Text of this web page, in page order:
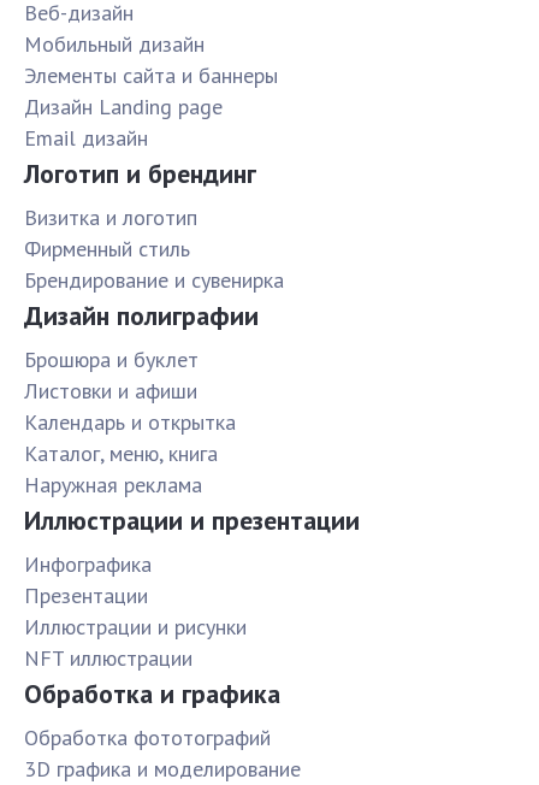
Веб-дизайн
Мобильный дизайн
Элементы сайта и баннеры
Дизайн Landing page
Email дизайн
Логотип и брендинг
Визитка и логотип
Фирменный стиль
Брендирование и сувенирка
Дизайн полиграфии
Брошюра и буклет
Листовки и афиши
Календарь и открытка
Каталог, меню, книга
Наружная реклама
Иллюстрации и презентации
Инфографика
Презентации
Иллюстрации и рисунки
NFT иллюстрации
Обработка и графика
Обработка фототографий
3D графика и моделирование